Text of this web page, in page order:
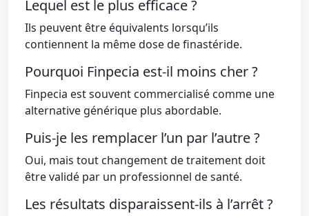
Lequel est le plus efficace ?
Ils peuvent être équivalents lorsqu’ils
contiennent la même dose de finastéride.
Pourquoi Finpecia est-il moins cher ?
Finpecia est souvent commercialisé comme une
alternative générique plus abordable.
Puis-je les remplacer l’un par l’autre ?
Oui, mais tout changement de traitement doit
être validé par un professionnel de santé.
Les résultats disparaissent-ils à l’arrêt ?